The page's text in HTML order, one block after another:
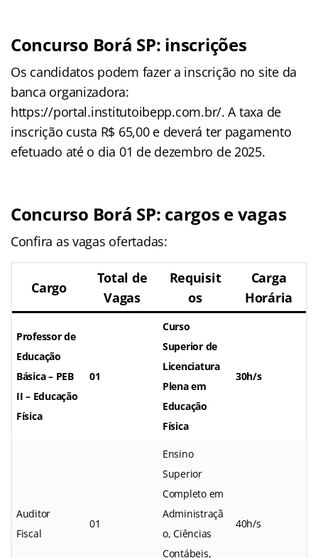
Concurso Borá SP: inscrições
Os candidatos podem fazer a inscrição no site da
banca organizadora:
https://portal.institutoibepp.com.br/. A taxa de
inscrição custa R$ 65,00 e deverá ter pagamento
efetuado até o dia 01 de dezembro de 2025.
Concurso Borá SP: cargos e vagas
Confira as vagas ofertadas:
Cargo
Total de
Vagas
Requisit
os
Carga
Horária
Professor de
Educação
Básica – PEB
II – Educação
Física
01
Curso
Superior de
Licenciatura
Plena em
Educação
Física
30h/s
Auditor
Fiscal
01
Ensino
Superior
Completo em
Administraçã
o, Ciências
Contábeis,
40h/s